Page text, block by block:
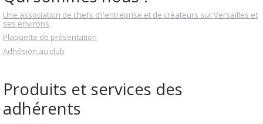
Une association de chefs d\'entreprise et de créateurs sur Versailles et
ses environs
Plaquette de présentation
Adhésion au club
Produits et services des
adhérents